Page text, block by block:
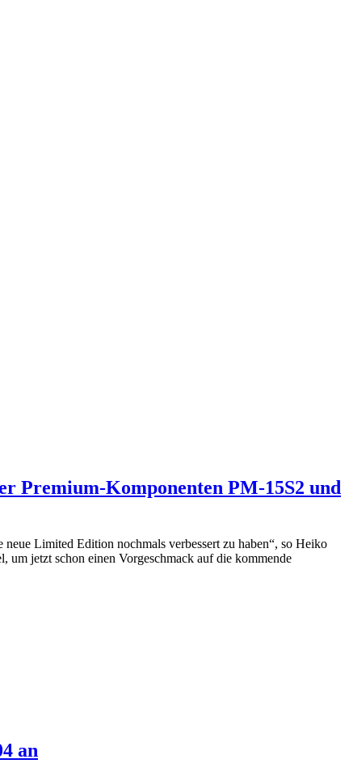
Premium-Komponenten PM-15S2 und
Limited Edition nochmals verbessert zu haben“, so Heiko
um jetzt schon einen Vorgeschmack auf die kommende
an